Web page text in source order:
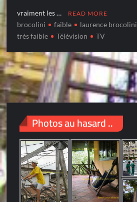
vraiment les … READ MORE
brocolini faible laurence brocolini
très faible
Télévision TV
Photos au hasard ..